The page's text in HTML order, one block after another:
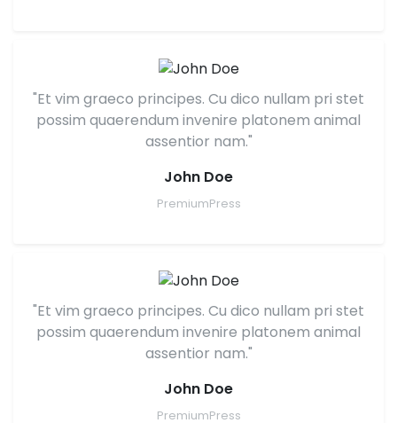
"Et vim graeco principes. Cu dico nullam pri stet
possim quaerendum invenire platonem animal
assentior nam."
John Doe
PremiumPress
"Et vim graeco principes. Cu dico nullam pri stet
possim quaerendum invenire platonem animal
assentior nam."
John Doe
PremiumPress